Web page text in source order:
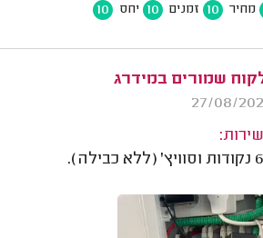
מחיר 10 זמנים 10 יחס 10
שמורים במידרג